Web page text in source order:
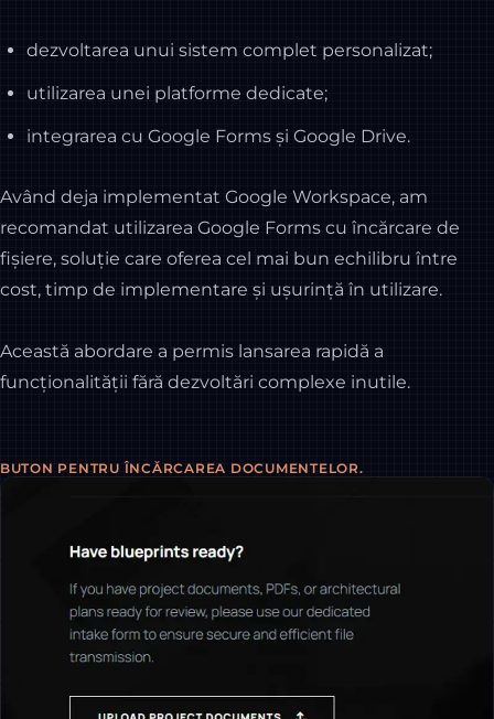
dezvoltarea unui sistem complet personalizat;
utilizarea unei platforme dedicate;
integrarea cu Google Forms și Google Drive.
Având deja implementat Google Workspace, am
recomandat utilizarea Google Forms cu încărcare de
fișiere, soluție care oferea cel mai bun echilibru între
cost, timp de implementare și ușurință în utilizare.
Această abordare a permis lansarea rapidă a
funcționalității fără dezvoltări complexe inutile.
BUTON PENTRU ÎNCĂRCAREA DOCUMENTELOR.